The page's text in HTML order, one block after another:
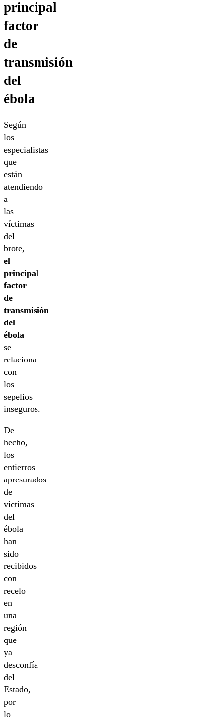
principal
factor
de
transmisión
del
ébola
Según
los
especialistas
que
están
atendiendo
a
las
víctimas
del
brote,
el
principal
factor
de
transmisión
del
ébola
se
relaciona
con
los
sepelios
inseguros.
De
hecho,
los
entierros
apresurados
de
víctimas
del
ébola
han
sido
recibidos
con
recelo
en
una
región
que
ya
desconfía
del
Estado,
por
lo